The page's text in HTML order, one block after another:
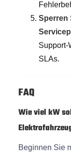
Sperren
Support-
SLAs.
FAQ
Wie viel kW
Beginnen Sie